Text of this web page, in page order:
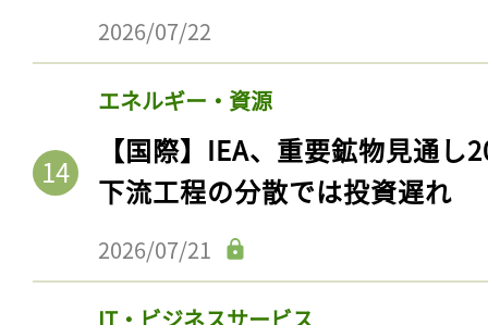
2026/07/22
エネルギー・資源
【国際】IEA、重要鉱物見通
下流工程の分散では投資遅れ
2026/07/21